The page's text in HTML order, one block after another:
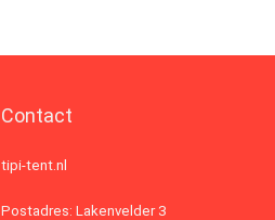
Contact
tipi-tent.nl
Postadres: Lakenvelder 3